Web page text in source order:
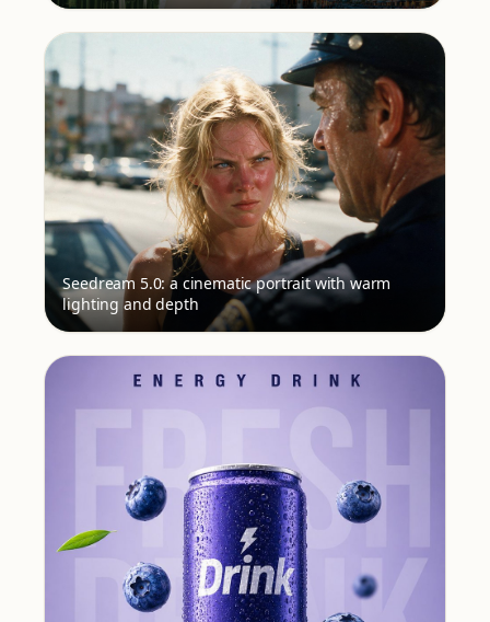
Seedream 5.0: a cinematic portrait with warm
lighting and depth